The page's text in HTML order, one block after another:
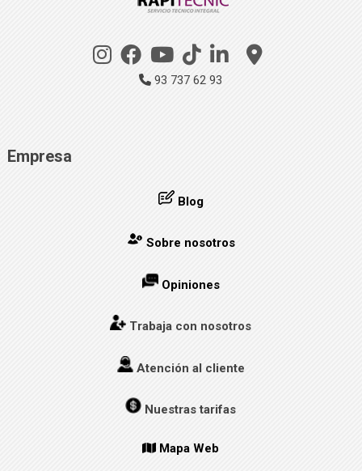
93 737 62 93
Empresa
Blog
Sobre nosotros
Opiniones
Trabaja con nosotros
Atención al cliente
Nuestras tarifas
Mapa Web